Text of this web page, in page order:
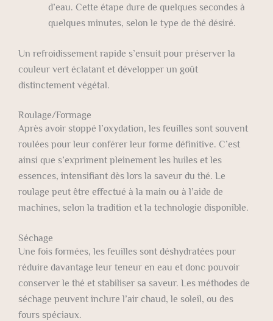
d’eau. Cette étape dure de quelques secondes à
quelques minutes, selon le type de thé désiré.
Un refroidissement rapide s’ensuit pour préserver la
couleur vert éclatant et développer un goût
distinctement végétal.
Roulage/Formage
Après avoir stoppé l’oxydation, les feuilles sont souvent
roulées pour leur conférer leur forme définitive. C’est
ainsi que s’expriment pleinement les huiles et les
essences, intensifiant dès lors la saveur du thé. Le
roulage peut être effectué à la main ou à l’aide de
machines, selon la tradition et la technologie disponible.
Séchage
Une fois formées, les feuilles sont déshydratées pour
réduire davantage leur teneur en eau et donc pouvoir
conserver le thé et stabiliser sa saveur. Les méthodes de
séchage peuvent inclure l’air chaud, le soleil, ou des
fours spéciaux.